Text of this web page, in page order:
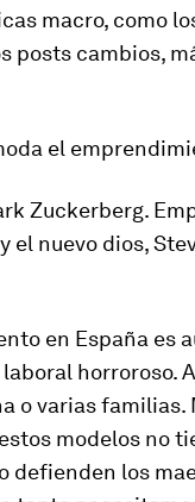
macro, como
posts cambios,
el
Zuckerberg.
nuevo dios,
en España es
horroroso.
o varias familias.
modelos no
defienden los